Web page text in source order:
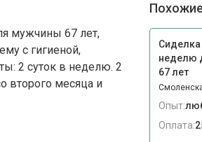
мужчины 67 лет,
с гигиеной,
2 суток в неделю. 2
второго месяца и
Сиделка
неделю
67 лет
Опыт:
Оплата: